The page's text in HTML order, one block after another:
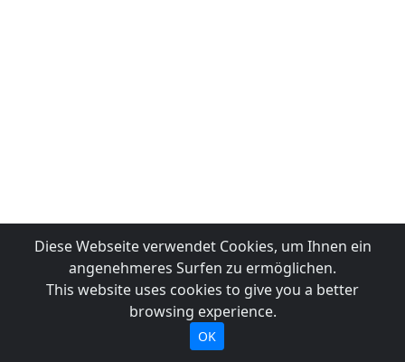
Diese Webseite verwendet Cookies, um Ihnen ein
angenehmeres Surfen zu ermöglichen.
This website uses cookies to give you a better
browsing experience.
OK